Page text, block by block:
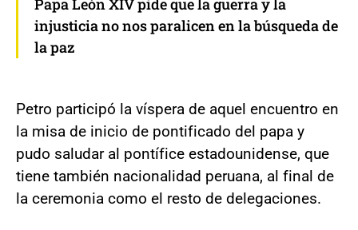
injusticia no nos paralicen en la búsqueda de
la paz
Petro participó la víspera de aquel encuentro en
la misa de inicio de pontificado del papa y
pudo saludar al pontífice estadounidense, que
tiene también nacionalidad peruana, al final de
la ceremonia como el resto de delegaciones.